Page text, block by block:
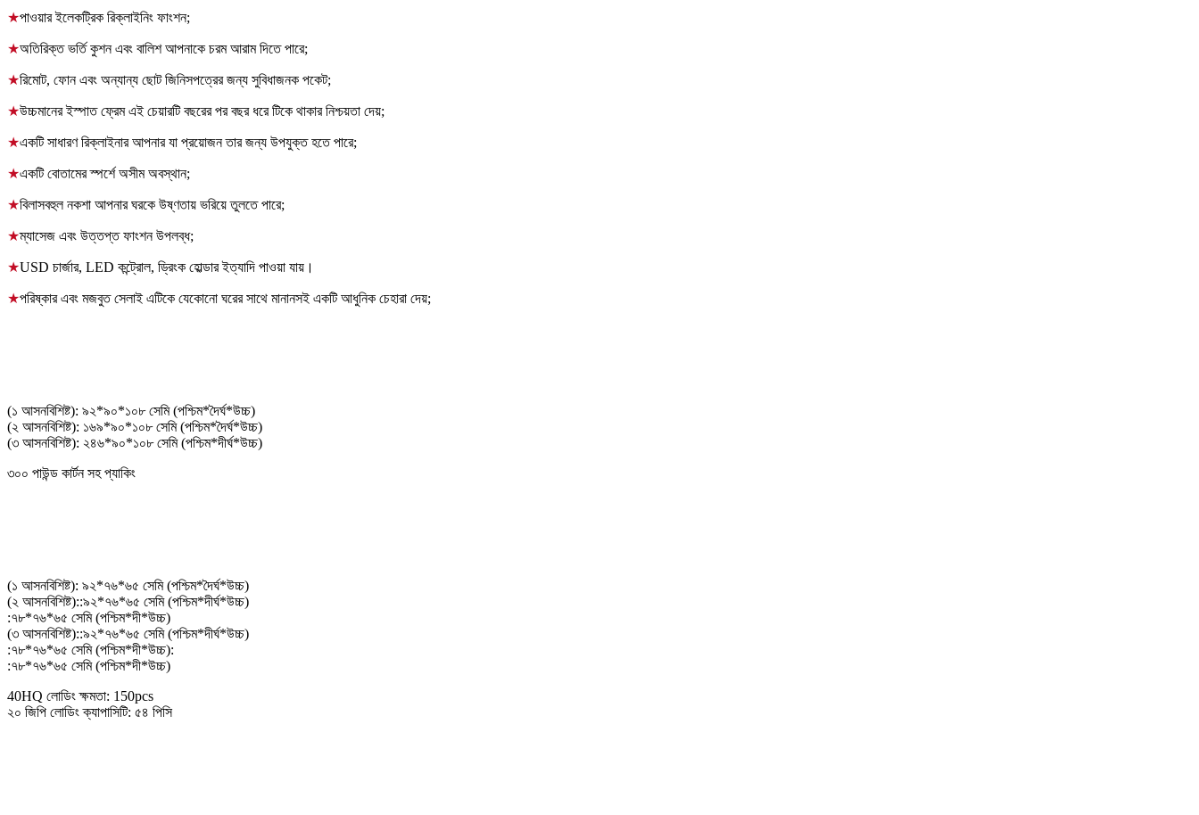
★পাওয়ার ইলেকট্রিক রিক্লাইনিং ফাংশন;
★অতিরিক্ত ভর্তি কুশন এবং বালিশ আপনাকে চরম আরাম দিতে পারে;
★রিমোট, ফোন এবং অন্যান্য ছোট জিনিসপত্রের জন্য সুবিধাজনক পকেট;
★উচ্চমানের ইস্পাত ফ্রেম এই চেয়ারটি বছরের পর বছর ধরে টিকে থাকার নিশ্চয়তা দেয়;
★একটি সাধারণ রিক্লাইনার আপনার যা প্রয়োজন তার জন্য উপযুক্ত হতে পারে;
★একটি বোতামের স্পর্শে অসীম অবস্থান;
★বিলাসবহুল নকশা আপনার ঘরকে উষ্ণতায় ভরিয়ে তুলতে পারে;
★ম্যাসেজ এবং উত্তপ্ত ফাংশন উপলব্ধ;
★USD চার্জার, LED কন্ট্রোল, ড্রিংক হোল্ডার ইত্যাদি পাওয়া যায়।
★পরিষ্কার এবং মজবুত সেলাই এটিকে যেকোনো ঘরের সাথে মানানসই একটি আধুনিক চেহারা দেয়;
(১ আসনবিশিষ্ট): ৯২*৯০*১০৮ সেমি (পশ্চিম*দৈর্ঘ*উচ্চ)
(২ আসনবিশিষ্ট): ১৬৯*৯০*১০৮ সেমি (পশ্চিম*দৈর্ঘ*উচ্চ)
(৩ আসনবিশিষ্ট): ২৪৬*৯০*১০৮ সেমি (পশ্চিম*দীর্ঘ*উচ্চ)
৩০০ পাউন্ড কার্টন সহ প্যাকিং
(১ আসনবিশিষ্ট): ৯২*৭৬*৬৫ সেমি (পশ্চিম*দৈর্ঘ*উচ্চ)
(২ আসনবিশিষ্ট)::৯২*৭৬*৬৫ সেমি (পশ্চিম*দীর্ঘ*উচ্চ)
:৭৮*৭৬*৬৫ সেমি (পশ্চিম*দী*উচ্চ)
(৩ আসনবিশিষ্ট)::৯২*৭৬*৬৫ সেমি (পশ্চিম*দীর্ঘ*উচ্চ)
:৭৮*৭৬*৬৫ সেমি (পশ্চিম*দী*উচ্চ):
:৭৮*৭৬*৬৫ সেমি (পশ্চিম*দী*উচ্চ)
40HQ লোডিং ক্ষমতা: 150pcs
২০ জিপি লোডিং ক্যাপাসিটি: ৫৪ পিসি